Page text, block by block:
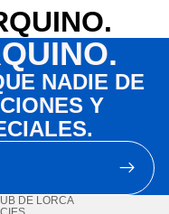
NADIE DE
Y
DE LORCA